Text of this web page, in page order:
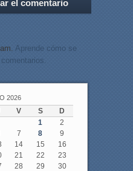
Aprende cómo se
2026
V S
D
1
2
7 8
9
14 15
16
21 22
23
28 29
30